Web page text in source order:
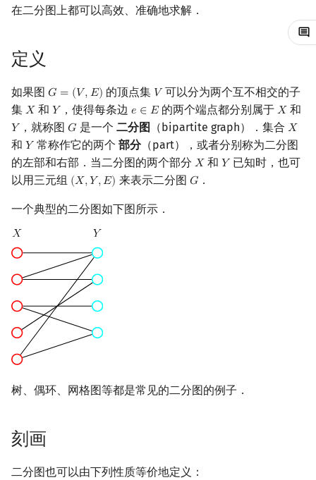
镜像站列表
致谢 CLion
Geany
Xcode
Special Judge
Testlib
Polygon
OJ 工具
Git
pb_ds
编译优化
Java 速成
Java 进阶 堆排序
桶排序
希尔排序
前缀和 & 差分
二分
倍增
构造
IDA*
回溯法
Dancing Links
Alpha–Beta 剪枝
状压 DP
数位 DP
插头 DP
计数 DP
概率 DP
DP 套 DP
DP 优化
其它 DP 方法
Boyer–Moore 算法
Z 函数（扩展 KMP）
AC 自动机
后缀数组 (SA)
后缀平衡树
广义后缀自动机
后缀树
Manacher
最小表示法
Lyndon 分解
置换和排列
弧度制与坐标系
复数
数论
费马小定理 & 欧拉定理
模逆元
线性同余方程
高次剩余 & 单位根
多项式初等函数
常系数齐次线性递推
多项式平移|连续点值平移
组合数学
伯努利数
Entringer Number
Eulerian Number
线性代数
线性映射
特征多项式
对角化
线性规划
抽象代数
数值算法
序理论
块状数据结构
单调栈
单调队列
ST 表
线段树
Kinetic Tournament Tree
划分树
二叉搜索树 & 平衡树
红黑树
左偏红黑树
AA 树
跳表
K-D Tree
动态树
虚树
树分治
动态树分治
AHU 算法
树上随机游走
扫描线
旋转卡壳
半平面交
平面最近点对
反演变换
计算几何杂项
有限状态自动机
计算理论基础
字节顺序
约瑟夫问题
在一台机器上规划任务
主元素问题
Garsia–Wachs 算法
15-puzzle
空间优化简介
在二分图上都可以高效、准确地求解．
定义
如果图 𝐺 = (𝑉,𝐸)
G= (V E) 的顶点集 𝑉
V 可以分为两个互不相交的子
集 𝑋
X 和 𝑌
Y，使得每条边 𝑒 ∈ 𝐸
e ∈E 的两个端点都分别属于𝑋
X 和
𝑌
Y ，就称图𝐺
G 是一个 二分图 （bipartite graph）．集合 𝑋
X
和 𝑌
Y 常称作它的两个部分（part），或者分别称为二分图
的左部和右部．当二分图的两个部分 𝑋
X 和 𝑌
Y已知时，也可
以用三元组 (𝑋,𝑌,𝐸)
(X,Y ,E) 来表示二分图 𝐺
G ．
一个典型的二分图如下图所示．
树、偶环、网格图等都是常见的二分图的例子．
刻画
二分图也可以由下列性质等价地定义：